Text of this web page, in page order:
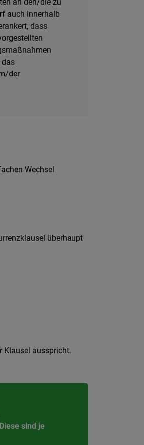
an den/die zu
auch innerhalb
dass
das
der
Wechsel
überhaupt
Klausel ausspricht.
sind je